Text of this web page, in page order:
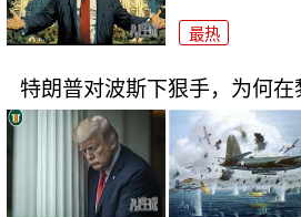
最热
特朗普对波斯下狠手，为何在